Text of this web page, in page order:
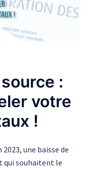
:
votre
!
une baisse de
qui souhaitent le